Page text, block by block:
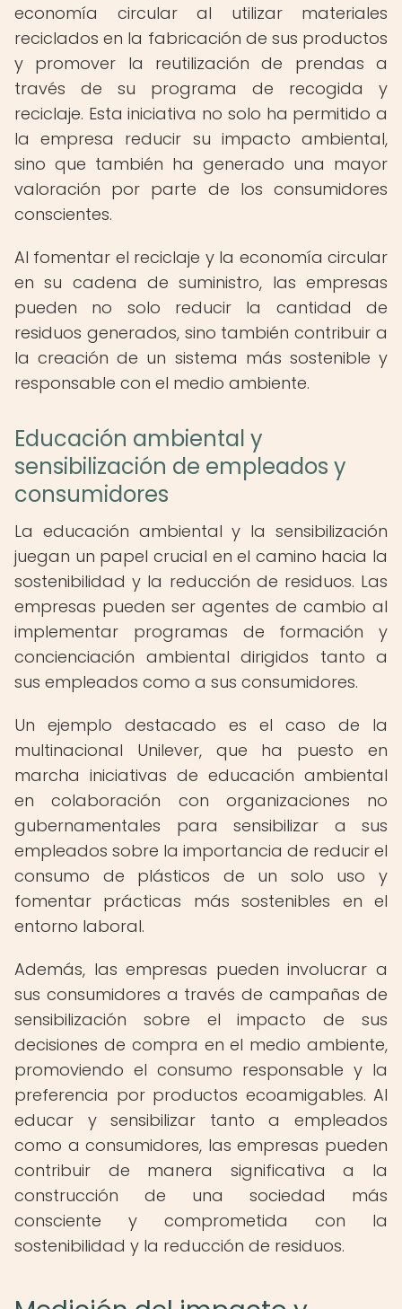
economía circular al utilizar materiales
reciclados en la fabricación de sus productos
y promover la reutilización de prendas a
través de su programa de recogida y
reciclaje. Esta iniciativa no solo ha permitido a
la empresa reducir su impacto ambiental,
sino que también ha generado una mayor
valoración por parte de los consumidores
conscientes.
Al fomentar el reciclaje y la economía circular
en su cadena de suministro, las empresas
pueden no solo reducir la cantidad de
residuos generados, sino también contribuir a
la creación de un sistema más sostenible y
responsable con el medio ambiente.
Educación ambiental y
sensibilización de empleados y
consumidores
La educación ambiental y la sensibilización
juegan un papel crucial en el camino hacia la
sostenibilidad y la reducción de residuos. Las
empresas pueden ser agentes de cambio al
implementar programas de formación y
concienciación ambiental dirigidos tanto a
sus empleados como a sus consumidores.
Un ejemplo destacado es el caso de la
multinacional Unilever, que ha puesto en
marcha iniciativas de educación ambiental
en colaboración con organizaciones no
gubernamentales para sensibilizar a sus
empleados sobre la importancia de reducir el
consumo de plásticos de un solo uso y
fomentar prácticas más sostenibles en el
entorno laboral.
Además, las empresas pueden involucrar a
sus consumidores a través de campañas de
sensibilización sobre el impacto de sus
decisiones de compra en el medio ambiente,
promoviendo el consumo responsable y la
preferencia por productos ecoamigables. Al
educar y sensibilizar tanto a empleados
como a consumidores, las empresas pueden
contribuir de manera significativa a la
construcción de una sociedad más
consciente y comprometida con la
sostenibilidad y la reducción de residuos.